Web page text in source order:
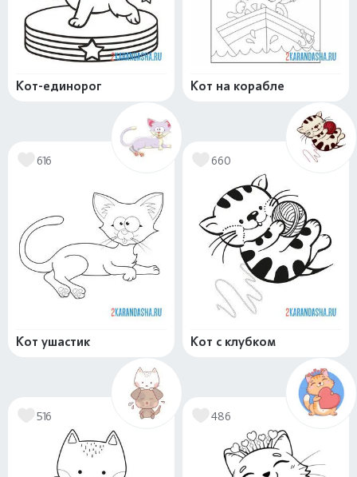
Кот-единорог Кот на корабле
616
Кот ушастик
660
Кот с клубком
516 486